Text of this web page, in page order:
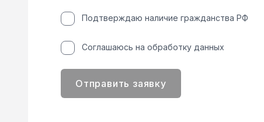
Подтверждаю наличие гражданства РФ
Соглашаюсь на обработку данных
Отправить заявку